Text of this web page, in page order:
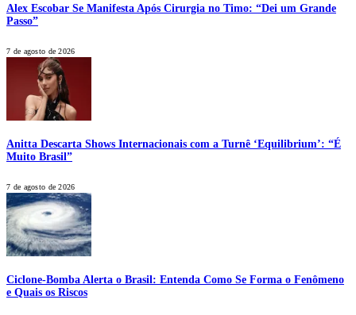
Alex Escobar Se Manifesta Após Cirurgia no Timo: “Dei um Grande
Passo”
7 de agosto de 2026
Anitta Descarta Shows Internacionais com a Turnê ‘Equilibrium’: “É
Muito Brasil”
7 de agosto de 2026
Ciclone-Bomba Alerta o Brasil: Entenda Como Se Forma o Fenômeno
e Quais os Riscos